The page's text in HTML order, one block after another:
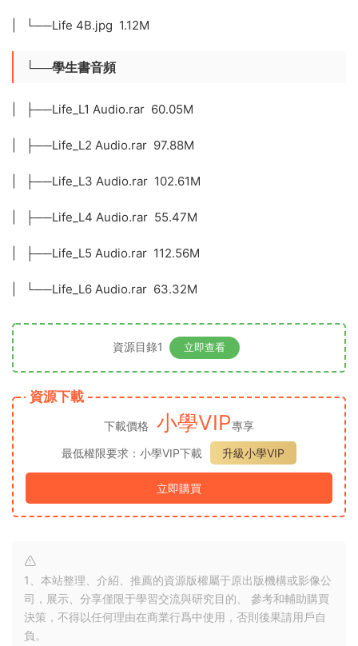
| └──Life 4B.jpg 1.12M
└──學生書音頻
| ├──Life_L1 Audio.rar 60.05M
| ├──Life_L2 Audio.rar 97.88M
| ├──Life_L3 Audio.rar 102.61M
| ├──Life_L4 Audio.rar 55.47M
| ├──Life_L5 Audio.rar 112.56M
| └──Life_L6 Audio.rar 63.32M
資源目錄1 立即查看
資源下載
下載價格 小學VIP專享
最低權限要求：小學VIP下載
升級小學VIP
立即購買
1、本站整理、介紹、推薦的資源版權屬于原出版機構或影像公
司，展示、分享僅限于學習交流與研究目的、 參考和輔助購買
決策，不得以任何理由在商業行爲中使用，否則後果請用戶自
負。